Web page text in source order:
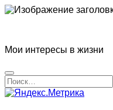
Перейти
Мои интересы в жизни
Найти: